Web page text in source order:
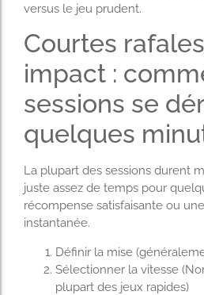
versus le jeu prudent.
Courtes
impact :
sessions se
quelques
La plupart des sessions durent
juste assez de temps pour
récompense satisfaisante ou
instantanée.
Définir la mise
Sélectionner la vitesse
plupart des jeux rapides)